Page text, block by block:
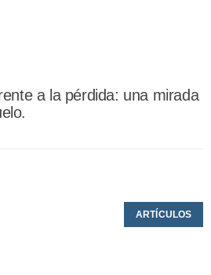
a la pérdida: una mirada
ARTÍCULOS